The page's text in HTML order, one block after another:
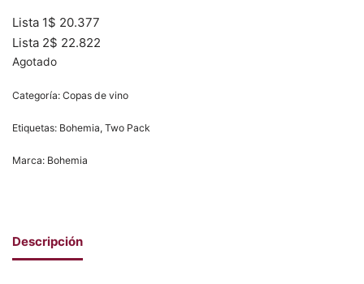
Lista 1$ 20.377
Lista 2$ 22.822
Agotado
Categoría: Copas de vino
Etiquetas: Bohemia, Two Pack
Marca: Bohemia
Descripción